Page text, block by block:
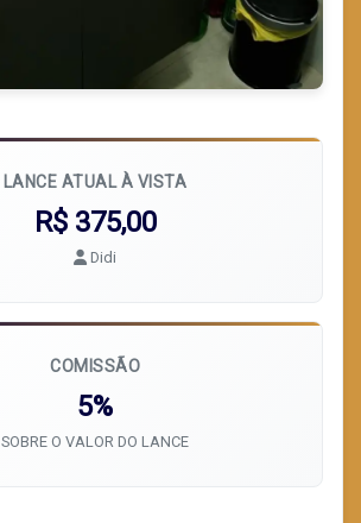
LANCE ATUAL À VISTA
R$ 375,00
Didi
COMISSÃO
5%
SOBRE O VALOR DO LANCE